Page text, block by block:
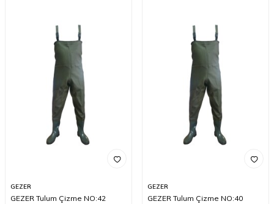
GEZER
GEZER Tulum Çizme NO:42
GEZER
GEZER Tulum Çizme NO:40